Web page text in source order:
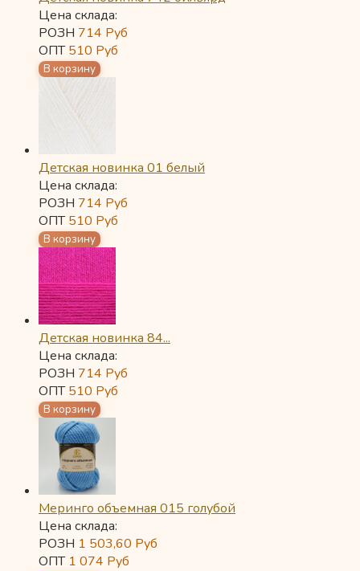
Цена склада:
РОЗН 714 Руб
ОПТ510 Руб
Детская новинка 01 белый
Цена склада:
РОЗН 714 Руб
ОПТ510 Руб
Детская новинка 84...
Цена склада:
РОЗН 714 Руб
ОПТ510 Руб
Меринго объемная 015 голубой
Цена склада:
РОЗН 1 503,60 Руб
ОПТ 1 074 Руб